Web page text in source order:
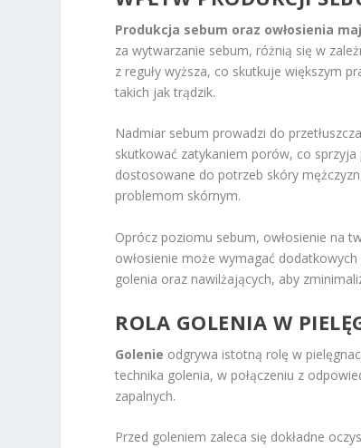
Produkcja sebum oraz owłosienia
za wytwarzanie sebum, różnią się w
z reguły wyższa, co skutkuje większym
takich jak trądzik.
Nadmiar sebum prowadzi do
skutkować zatykaniem porów, co
dostosowane do potrzeb skóry
problemom skórnym.
Oprócz poziomu sebum, owłosienie na
owłosienie może wymagać
golenia oraz nawilżających, aby
ROLA GOLENIA W
Golenie odgrywa istotną rolę w
technika golenia, w połączeniu z
zapalnych.
Przed goleniem zaleca się dokładne